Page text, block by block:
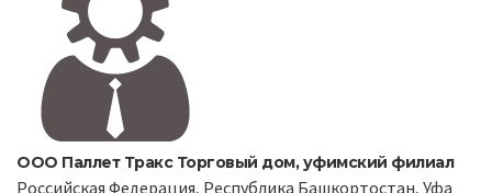
ООО Паллет Тракс Торговый дом, уфимский филиал
Российская Федерация, Республика Башкортостан, Уфа